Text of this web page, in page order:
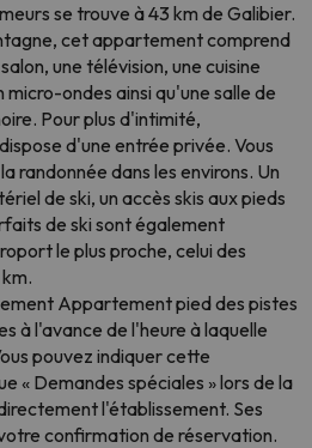
se trouve à 43 km de Galibier.
cet appartement comprend
une télévision, une cuisine
ondes ainsi qu'une salle de
Pour plus d'intimité,
d'une entrée privée. Vous
randonnée dans les environs. Un
de ski, un accès skis aux pieds
de ski sont également
le plus proche, celui des
Appartement pied des pistes
à l'avance de l'heure à laquelle
pouvez indiquer cette
« Demandes spéciales » lors de la
l'établissement. Ses
confirmation de réservation.